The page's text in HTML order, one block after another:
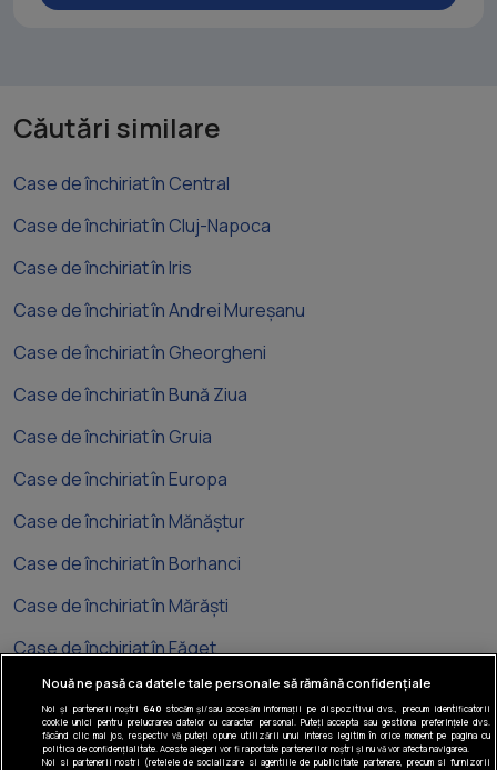
Căutări similare
Case de închiriat în Central
Case de închiriat în Cluj-Napoca
Case de închiriat în Iris
Case de închiriat în Andrei Mureșanu
Case de închiriat în Gheorgheni
Case de închiriat în Bună Ziua
Case de închiriat în Gruia
Case de închiriat în Europa
Case de închiriat în Mănăștur
Case de închiriat în Borhanci
Case de închiriat în Mărăști
Case de închiriat în Făget
Nouă ne pasă ca datele tale personale să rămână confidențiale
Noi și partenerii noștri 640stocăm și/sau accesăm informații pe dispozitivul dvs., precum identificatorii
cookie unici pentru prelucrarea datelor cu caracter personal. Puteți accepta sau gestiona preferințele dvs.
făcând clic mai jos, respectiv vă puteți opune utilizării unui interes legitim în orice moment pe pagina cu
politica de confidențialitate. Aceste alegeri vor fi raportate partenerilor noștri și nu vă vor afecta navigarea.
Noi si partenerii nostri (retelele de socializare si agentiile de publicitate partenere, precum si furnizorii